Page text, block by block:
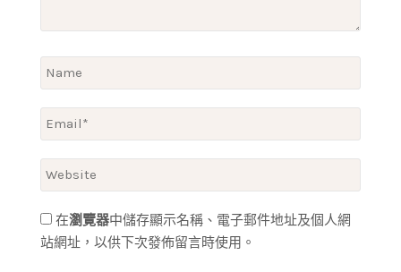
在瀏覽器中儲存顯示名稱、電子郵件地址及個人網
站網址，以供下次發佈留言時使用。